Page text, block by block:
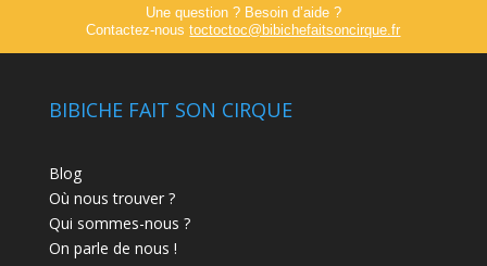
Une question ? Besoin d’aide ?
Contactez-noustoctoctoc@bibichefaitsoncirque.fr
BIBICHE FAIT SON CIRQUE
Blog
Où nous trouver ?
Qui sommes-nous ?
On parle de nous !